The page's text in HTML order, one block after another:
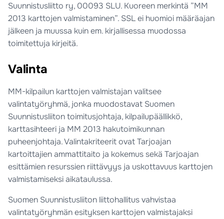
Suunnistusliitto ry, 00093 SLU. Kuoreen merkintä ”MM
2013 karttojen valmistaminen”. SSL ei huomioi määräajan
jälkeen ja muussa kuin em. kirjallisessa muodossa
toimitettuja kirjeitä.
Valinta
MM-kilpailun karttojen valmistajan valitsee
valintatyöryhmä, jonka muodostavat Suomen
Suunnistusliiton toimitusjohtaja, kilpailupäällikkö,
karttasihteeri ja MM 2013 hakutoimikunnan
puheenjohtaja. Valintakriteerit ovat Tarjoajan
kartoittajien ammattitaito ja kokemus sekä Tarjoajan
esittämien resurssien riittävyys ja uskottavuus karttojen
valmistamiseksi aikataulussa.
Suomen Suunnistusliiton liittohallitus vahvistaa
valintatyöryhmän esityksen karttojen valmistajaksi